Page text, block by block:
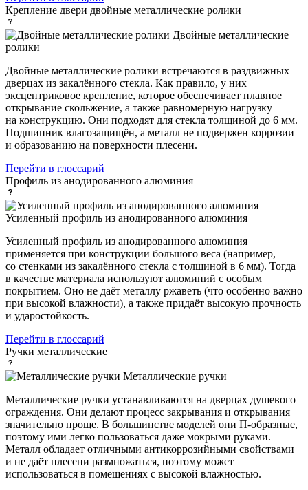
Крепление двери двойные металлические ролики
Двойные металлические
ролики
Двойные металлические ролики встречаются в раздвижных
дверцах из закалённого стекла. Как правило, у них
эксцентриковое крепление, которое обеспечивает плавное
открывание скольжение, а также равномерную нагрузку
на конструкцию. Они подходят для стекла толщиной до 6 мм.
Подшипник влагозащищён, а металл не подвержен коррозии
и образованию на поверхности плесени.
Перейти в глоссарий
Профиль из анодированного алюминия
Усиленный профиль из анодированного алюминия
Усиленный профиль из анодированного алюминия
применяется при конструкции большого веса (например,
со стенками из закалённого стекла с толщиной в 6 мм). Тогда
в качестве материала используют алюминий с особым
покрытием. Оно не даёт металлу ржаветь (что особенно важно
при высокой влажности), а также придаёт высокую прочность
и ударостойкость.
Перейти в глоссарий
Ручки металлические
Металлические ручки
Металлические ручки устанавливаются на дверцах душевого
ограждения. Они делают процесс закрывания и открывания
значительно проще. В большинстве моделей они П-образные,
поэтому ими легко пользоваться даже мокрыми руками.
Металл обладает отличными антикоррозийными свойствами
и не даёт плесени размножаться, поэтому может
использоваться в помещениях с высокой влажностью.